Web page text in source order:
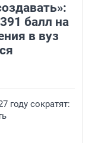
балл на
в вуз
году сократят: